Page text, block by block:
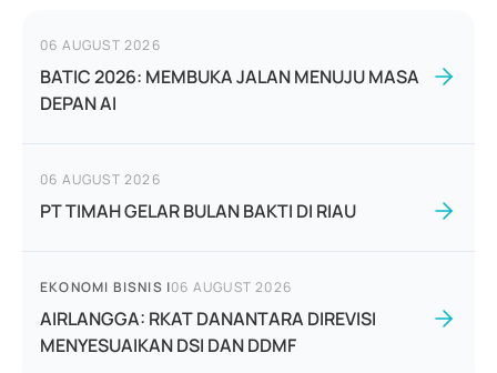
06 AUGUST 2026
BATIC 2026: MEMBUKA JALAN MENUJU MASA
DEPAN AI
06 AUGUST 2026
PT TIMAH GELAR BULAN BAKTI DI RIAU
EKONOMI BISNIS |06 AUGUST 2026
AIRLANGGA: RKAT DANANTARA DIREVISI
MENYESUAIKAN DSI DAN DDMF